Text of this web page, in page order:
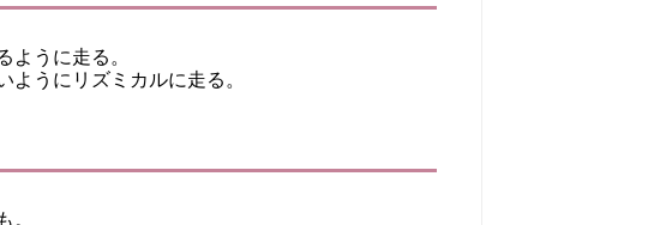
ように走る。
ようにリズミカルに走る。
。